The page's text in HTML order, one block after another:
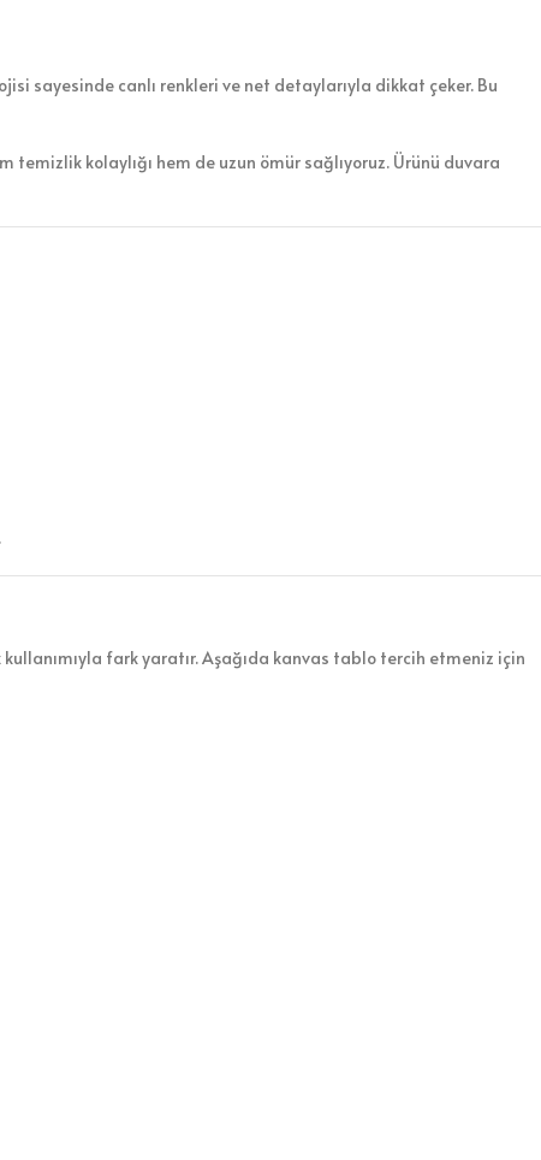
sayesinde canlı renkleri ve net detaylarıyla dikkat çeker. Bu
temizlik kolaylığı hem de uzun ömür sağlıyoruz. Ürünü duvara
fark yaratır. Aşağıda kanvas tablo tercih etmeniz için